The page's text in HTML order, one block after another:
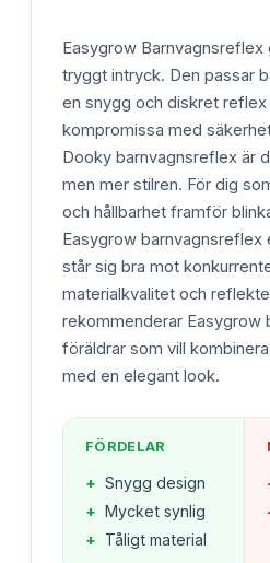
Easygrow
tryggt intryck. Den passar
en snygg och diskret reflex
kompromissa med
Dooky barnvagnsreflex är
men mer stilren. För dig
och hållbarhet framför
Easygrow barnvagnsreflex
står sig bra mot
materialkvalitet och
rekommenderar Easygrow
föräldrar som vill
med en elegant look.
FÖRDELAR
+ Snygg design
+ Mycket synlig
+ Tåligt material